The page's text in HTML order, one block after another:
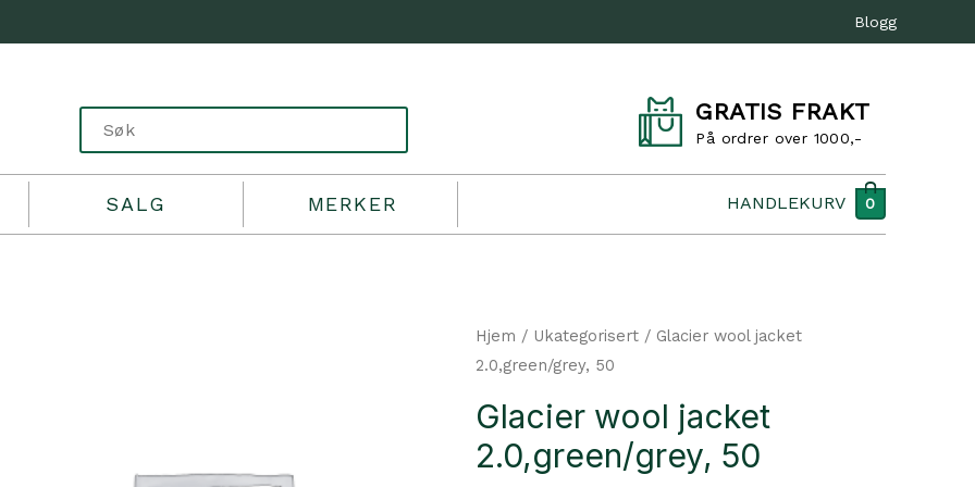
Blogg
GRATIS FRAKT
På ordrer over 1000,-
SALG MERKER HANDLEKURV 0
Hjem / Ukategorisert / Glacier wool jacket
2.0,green/grey, 50
Glacier wool jacket
2.0,green/grey, 50